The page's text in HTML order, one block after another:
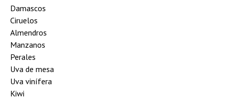
Damascos
Ciruelos
Almendros
Manzanos
Perales
Uva de mesa
Uva vinífera
Kiwi